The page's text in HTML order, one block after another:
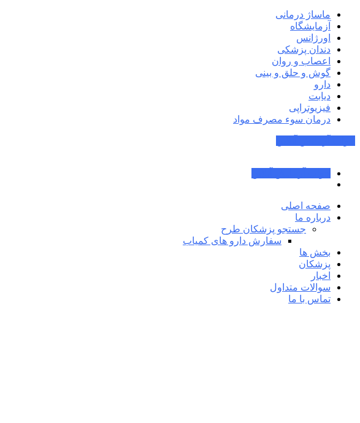
ماساژ درمانی
آزمایشگاه
اورژانس
دندان پزشکی
اعصاب و روان
گوش و حلق و بینی
دارو
دیابت
فیزیوتراپی
درمان سوء مصرف مواد
صفحه اصلی
درباره ما
جستجو پزشکان طرح
سفارش دارو های کمیاب
بخش ها
پزشکان
اخبار
سوالات متداول
تماس با ما